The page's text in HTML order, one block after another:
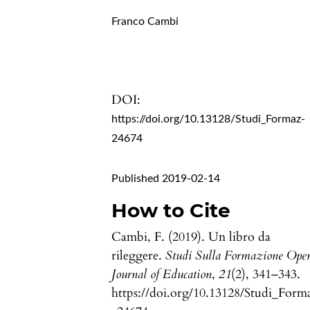
Franco Cambi
DOI:
https://doi.org/10.13128/Studi_Formaz-
24674
Published 2019-02-14
How to Cite
Cambi, F. (2019). Un libro da
rileggere.Studi Sulla Formazione
Journal of Education,21(2), 341–343.
https://doi.org/10.13128/